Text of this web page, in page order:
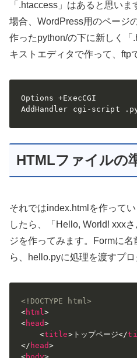
「.htaccess」はあると思い
場合、WordPress用のページ
作ったpython/の下に新しく「
キストエディタで作って、ftp
Options +ExecCGI
AddHandler cgi-script
HTMLファイルの
それではindex.htmlを作って
したら、「Hello, World! xxx
ジを作ってみます。Formに
ら、hello.pyに処理を渡すプロ
<!DOCTYPE html>
<html>
<head>
<title>トップページ</
</ head>